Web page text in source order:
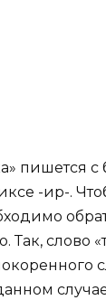
пишется с
-ир-.
Так, слово